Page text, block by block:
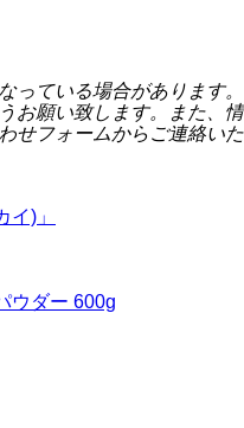
っている場合があります。
お願い致します。また、情
せフォームからご連絡いた